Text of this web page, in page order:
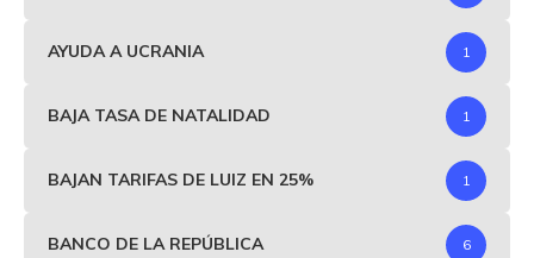
AYUDA A UCRANIA 1
BAJA TASA DE NATALIDAD 1
BAJAN TARIFAS DE LUIZ EN 25% 1
BANCO DE LA REPÚBLICA 6